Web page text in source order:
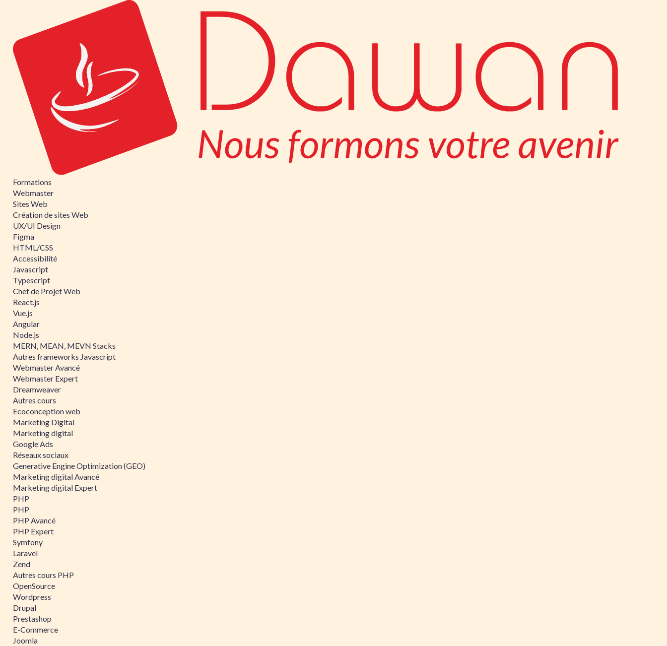
Formations
Webmaster
Sites Web
Création de sites Web
UX/UI Design
Figma
HTML/CSS
Accessibilité
Javascript
Typescript
Chef de Projet Web
React.js
Vue.js
Angular
Node.js
MERN, MEAN, MEVN Stacks
Autres frameworks Javascript
Webmaster Avancé
Webmaster Expert
Dreamweaver
Autres cours
Ecoconception web
Marketing Digital
Marketing digital
Google Ads
Réseaux sociaux
Generative Engine Optimization (GEO)
Marketing digital Avancé
Marketing digital Expert
PHP
PHP
PHP Avancé
PHP Expert
Symfony
Laravel
Zend
Autres cours PHP
OpenSource
Wordpress
Drupal
Prestashop
E-Commerce
Joomla